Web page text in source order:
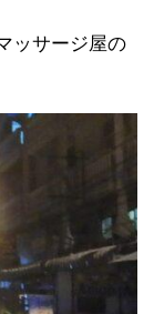
ッサージ屋の